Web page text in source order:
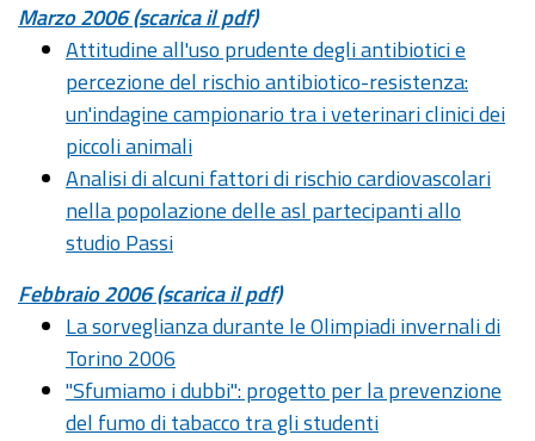
Marzo 2006 (scarica il pdf)
Attitudine all'uso prudente degli antibiotici e
percezione del rischio antibiotico-resistenza:
un'indagine campionario tra i veterinari clinici dei
piccoli animali
Analisi di alcuni fattori di rischio cardiovascolari
nella popolazione delle asl partecipanti allo
studio Passi
Febbraio 2006 (scarica il pdf)
La sorveglianza durante le Olimpiadi invernali di
Torino 2006
"Sfumiamo i dubbi": progetto per la prevenzione
del fumo di tabacco tra gli studenti